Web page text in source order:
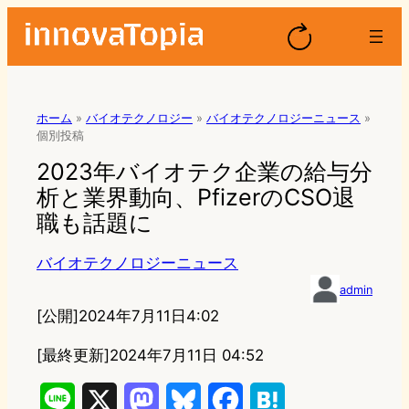
ホーム » バイオテクノロジー » バイオテクノロジーニュース »
個別投稿
2023年バイオテク企業の給与分
析と業界動向、PfizerのCSO退
職も話題に
バイオテクノロジーニュース
admin
[公開]2024年7月11日4:02
[最終更新]2024年7月11日 04:52